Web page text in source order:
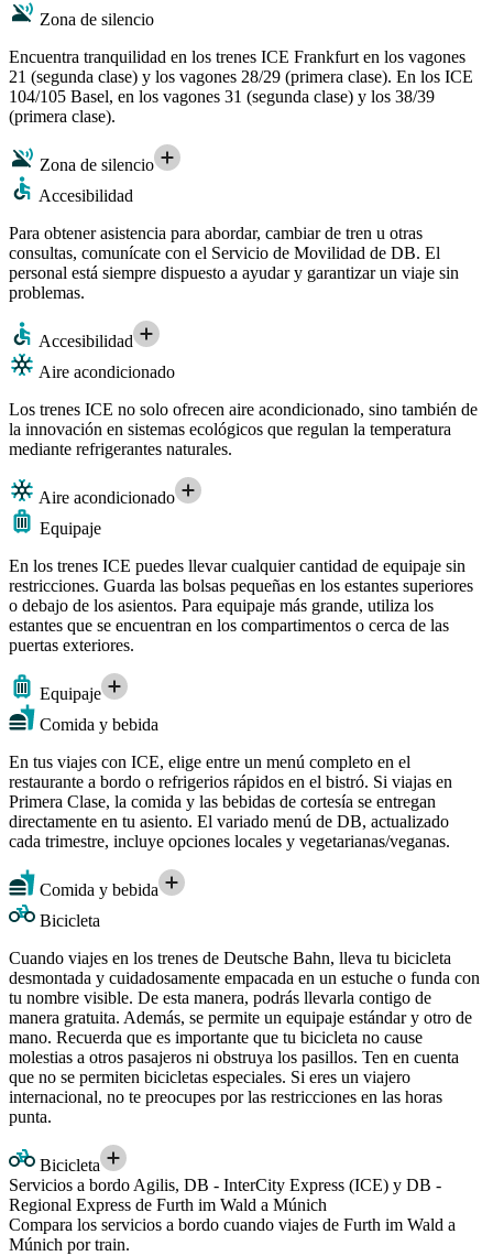
Zona de silencio
Encuentra tranquilidad en los trenes ICE Frankfurt en los vagones
21 (segunda clase) y los vagones 28/29 (primera clase). En los ICE
104/105 Basel, en los vagones 31 (segunda clase) y los 38/39
(primera clase).
Zona de silencio
Accesibilidad
Para obtener asistencia para abordar, cambiar de tren u otras
consultas, comunícate con el Servicio de Movilidad de DB. El
personal está siempre dispuesto a ayudar y garantizar un viaje sin
problemas.
Accesibilidad
Aire acondicionado
Los trenes ICE no solo ofrecen aire acondicionado, sino también de
la innovación en sistemas ecológicos que regulan la temperatura
mediante refrigerantes naturales.
Aire acondicionado
Equipaje
En los trenes ICE puedes llevar cualquier cantidad de equipaje sin
restricciones. Guarda las bolsas pequeñas en los estantes superiores
o debajo de los asientos. Para equipaje más grande, utiliza los
estantes que se encuentran en los compartimentos o cerca de las
puertas exteriores.
Equipaje
Comida y bebida
En tus viajes con ICE, elige entre un menú completo en el
restaurante a bordo o refrigerios rápidos en el bistró. Si viajas en
Primera Clase, la comida y las bebidas de cortesía se entregan
directamente en tu asiento. El variado menú de DB, actualizado
cada trimestre, incluye opciones locales y vegetarianas/veganas.
Comida y bebida
Bicicleta
Cuando viajes en los trenes de Deutsche Bahn, lleva tu bicicleta
desmontada y cuidadosamente empacada en un estuche o funda con
tu nombre visible. De esta manera, podrás llevarla contigo de
manera gratuita. Además, se permite un equipaje estándar y otro de
mano. Recuerda que es importante que tu bicicleta no cause
molestias a otros pasajeros ni obstruya los pasillos. Ten en cuenta
que no se permiten bicicletas especiales. Si eres un viajero
internacional, no te preocupes por las restricciones en las horas
punta.
Bicicleta
Servicios a bordo Agilis, DB - InterCity Express (ICE) y DB -
Regional Express de Furth im Wald a Múnich
Compara los servicios a bordo cuando viajes de Furth im Wald a
Múnich por train.